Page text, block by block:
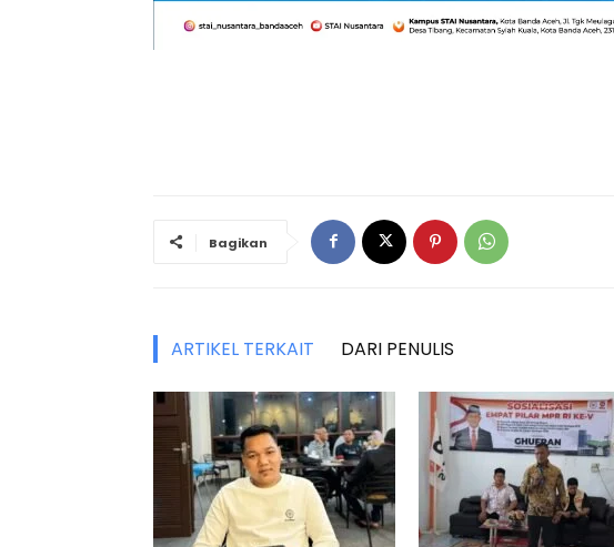
Bagikan
ARTIKEL TERKAIT DARI PENULIS